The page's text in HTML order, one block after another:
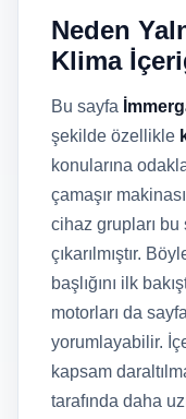
Neden
Klima
Bu sayfa
şekilde özellikle
konularına
çamaşır
cihaz grupları
çıkarılmıştır.
başlığını ilk
motorları da
yorumlayabilir.
kapsam
tarafında daha